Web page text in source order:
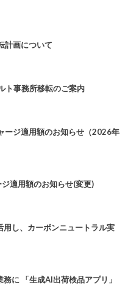
計画について
ト事務所移転のご案内
ージ適用額のお知らせ（2026年
適用額のお知らせ(変更)
し、カーボンニュートラル実
に 「生成AI出荷検品アプリ」